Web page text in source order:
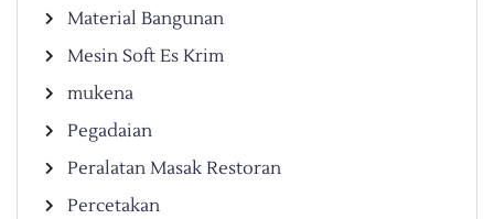
Material Bangunan
Mesin Soft Es Krim
mukena
Pegadaian
Peralatan Masak Restoran
Percetakan